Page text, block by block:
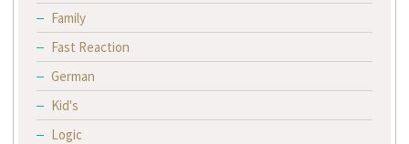
Family
Fast Reaction
German
Kid's
Logic